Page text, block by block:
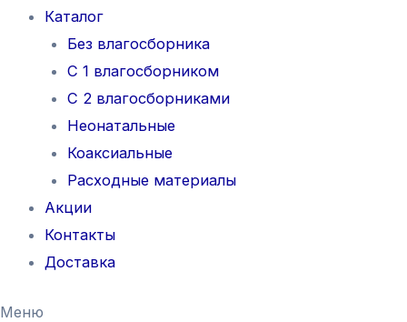
Каталог
Без влагосборника
С 1 влагосборником
С 2 влагосборниками
Неонатальные
Коаксиальные
Расходные материалы
Акции
Контакты
Доставка
Меню